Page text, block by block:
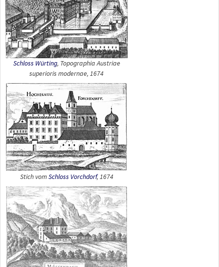
Schloss Würting, Topographia Austriae
superioris modernae, 1674
Stich vomSchloss Vorchdorf, 1674